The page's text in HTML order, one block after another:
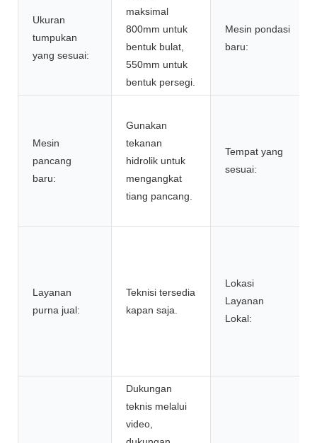
Ukuran
tumpukan
yang sesuai:
maksimal
800mm untuk
bentuk bulat,
550mm untuk
bentuk persegi.
Mesin pondasi
baru:
Mesin
pancang
baru:
Gunakan
tekanan
hidrolik untuk
mengangkat
tiang pancang.
Tempat yang
sesuai:
Layanan
purna jual:
Teknisi tersedia
kapan saja.
Lokasi
Layanan
Lokal:
Dukungan
teknis melalui
video,